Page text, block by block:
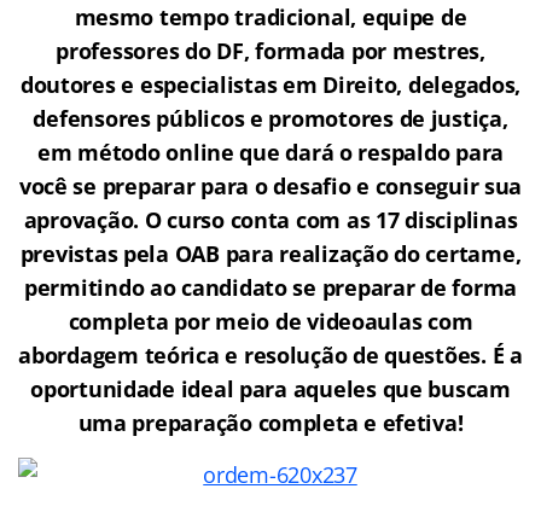
mesmo tempo tradicional, equipe de
professores do DF, formada por mestres,
doutores e especialistas em Direito, delegados,
defensores públicos e promotores de justiça,
em método online que dará o respaldo para
você se preparar para o desafio e conseguir sua
aprovação. O curso conta com as 17 disciplinas
previstas pela OAB para realização do certame,
permitindo ao candidato se preparar de forma
completa por meio de videoaulas com
abordagem teórica e resolução de questões. É a
oportunidade ideal para aqueles que buscam
uma preparação completa e efetiva!